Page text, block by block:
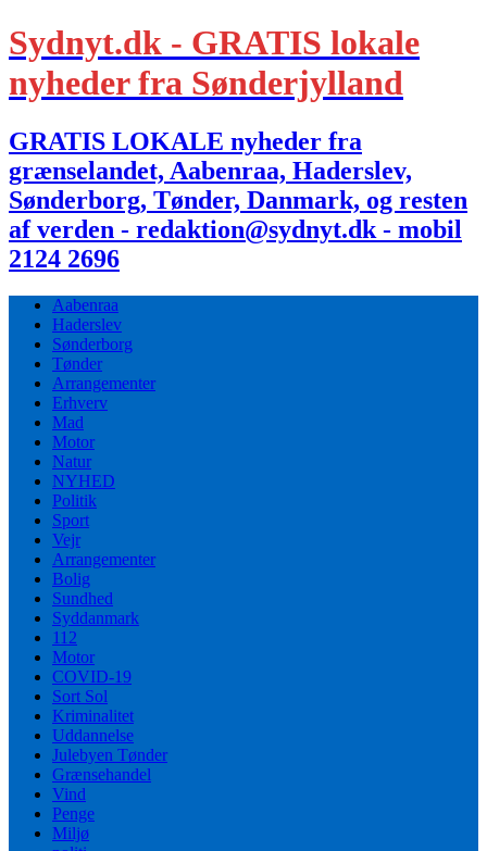
Sydnyt.dk - GRATIS lokale
nyheder fra Sønderjylland
GRATIS LOKALE nyheder fra
grænselandet, Aabenraa, Haderslev,
Sønderborg, Tønder, Danmark, og resten
af verden - redaktion@sydnyt.dk - mobil
2124 2696
Aabenraa
Haderslev
Sønderborg
Tønder
Arrangementer
Erhverv
Mad
Motor
Natur
NYHED
Politik
Sport
Vejr
Arrangementer
Bolig
Sundhed
Syddanmark
112
Motor
COVID-19
Sort Sol
Kriminalitet
Uddannelse
Julebyen Tønder
Grænsehandel
Vind
Penge
Miljø